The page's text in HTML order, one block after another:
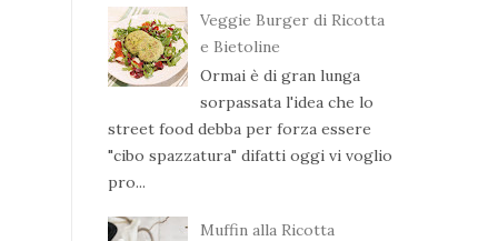
Veggie Burger di Ricotta
e Bietoline
Ormai è di gran lunga
sorpassata l'idea che lo
street food debba per forza essere
"cibo spazzatura" difatti oggi vi voglio
pro...
Muffin alla Ricotta